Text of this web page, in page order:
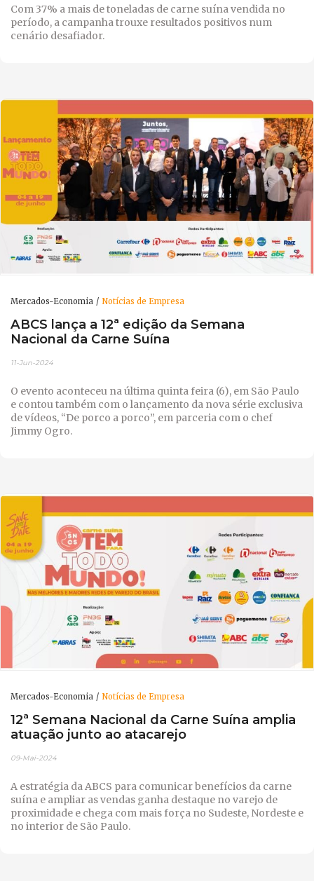
Com 37% a mais de toneladas de carne suína vendida no
período, a campanha trouxe resultados positivos num
cenário desafiador.
Mercados-Economia Notícias de Empresa
ABCS lança a 12ª edição da Semana
Nacional da Carne Suína
11-Jun-2024
O evento aconteceu na última quinta feira (6), em São Paulo
e contou também com o lançamento da nova série exclusiva
de vídeos, “De porco a porco”, em parceria com o chef
Jimmy Ogro.
Mercados-Economia Notícias de Empresa
12ª Semana Nacional da Carne Suína amplia
atuação junto ao atacarejo
09-Mai-2024
A estratégia da ABCS para comunicar benefícios da carne
suína e ampliar as vendas ganha destaque no varejo de
proximidade e chega com mais força no Sudeste, Nordeste e
no interior de São Paulo.